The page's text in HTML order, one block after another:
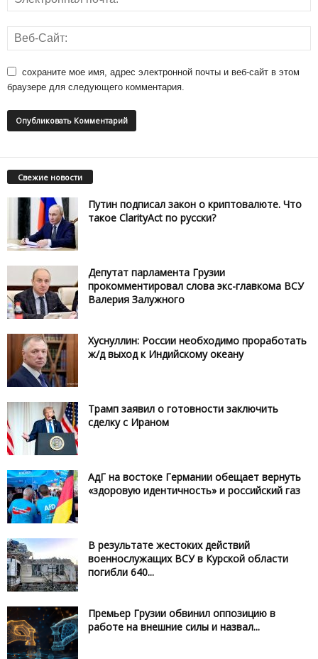
сохраните мое имя, адрес электронной почты и веб-сайт в этом
браузере для следующего комментария.
Свежие новости
Путин подписал закон о криптовалюте. Что
такое ClarityAct по русски?
Депутат парламента Грузии
прокомментировал слова экс-главкома ВСУ
Валерия Залужного
Хуснуллин: России необходимо проработать
ж/д выход к Индийскому океану
Трамп заявил о готовности заключить
сделку с Ираном
АдГ на востоке Германии обещает вернуть
«здоровую идентичность» и российский газ
В результате жестоких действий
военнослужащих ВСУ в Курской области
погибли 640...
Премьер Грузии обвинил оппозицию в
работе на внешние силы и назвал...